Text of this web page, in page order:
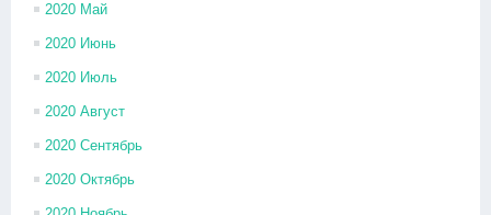
2020 Май
2020 Июнь
2020 Июль
2020 Август
2020 Сентябрь
2020 Октябрь